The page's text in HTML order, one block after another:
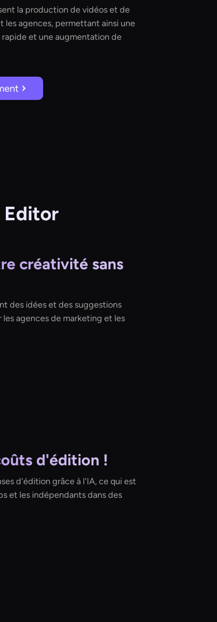
la production de vidéos et de
les agences, permettant ainsi une
et une augmentation de
Editor
créativité sans
des idées et des suggestions
agences de marketing et les
d'édition !
d'édition grâce à l'IA, ce qui est
et les indépendants dans des